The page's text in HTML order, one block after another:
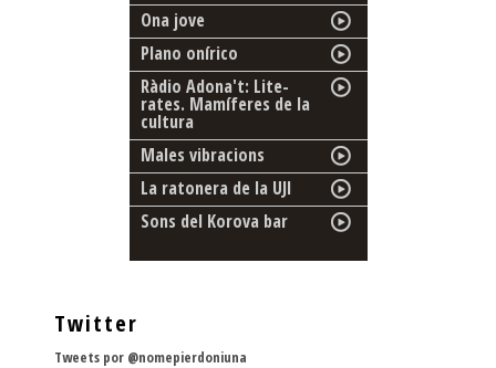
Ona jove
Plano onírico
Ràdio Adona't: Lite-
rates. Mamíferes de la
cultura
Males vibracions
La ratonera de la UJI
Sons del Korova bar
Twitter
Tweets por @nomepierdoniuna